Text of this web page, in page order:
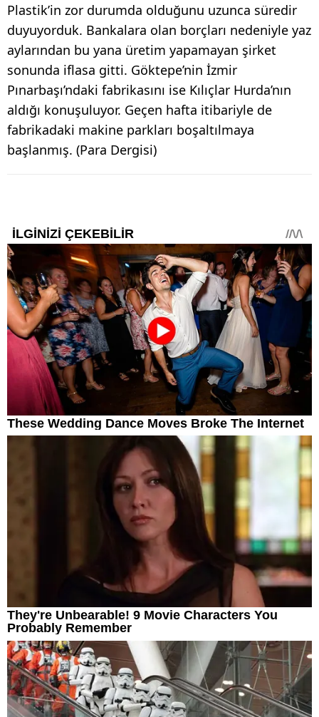
Plastik’in zor durumda olduğunu uzunca süredir
duyuyorduk. Bankalara olan borçları nedeniyle yaz
aylarından bu yana üretim yapamayan şirket
sonunda iflasa gitti. Göktepe’nin İzmir
Pınarbaşı’ndaki fabrikasını ise Kılıçlar Hurda’nın
aldığı konuşuluyor. Geçen hafta itibariyle de
fabrikadaki makine parkları boşaltılmaya
başlanmış. (Para Dergisi)